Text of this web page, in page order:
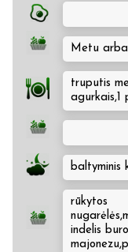
Metu
truputis
agurkais,1
baltyminis
rūkytos
indelis